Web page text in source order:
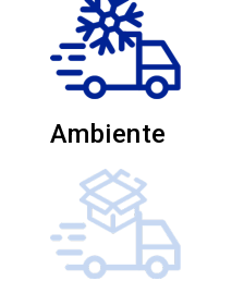
Ambiente